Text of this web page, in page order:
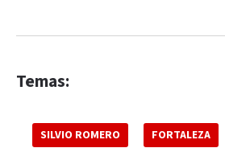
Temas:
SILVIO ROMERO FORTALEZA